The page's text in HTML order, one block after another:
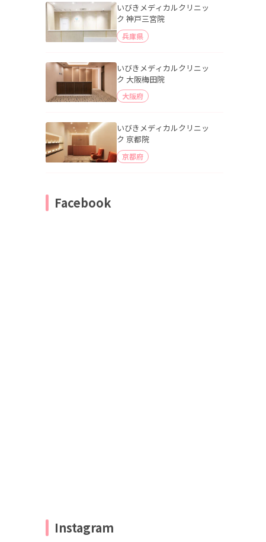
いびきメディカルクリニッ
ク 神戸三宮院
兵庫県
いびきメディカルクリニッ
ク 大阪梅田院
大阪府
いびきメディカルクリニッ
ク 京都院
京都府
Facebook
Instagram